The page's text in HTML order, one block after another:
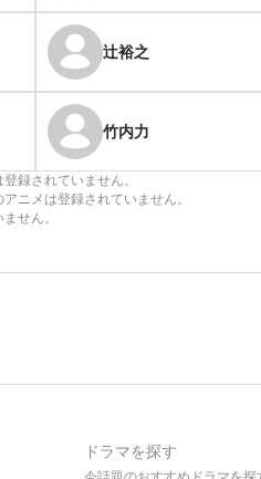
辻裕之
竹内力
録されていません。
ニメは登録されていません。
せん。
ドラマを探す